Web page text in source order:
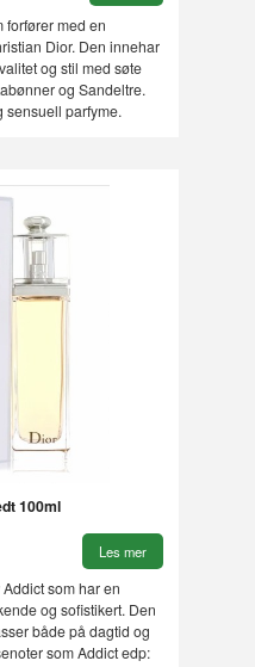
forfører med en
Dior. Den innehar
og stil med søte
og Sandeltre.
sensuell parfyme.
100ml
Les mer
som har en
og sofistikert. Den
både på dagtid og
som Addict edp: